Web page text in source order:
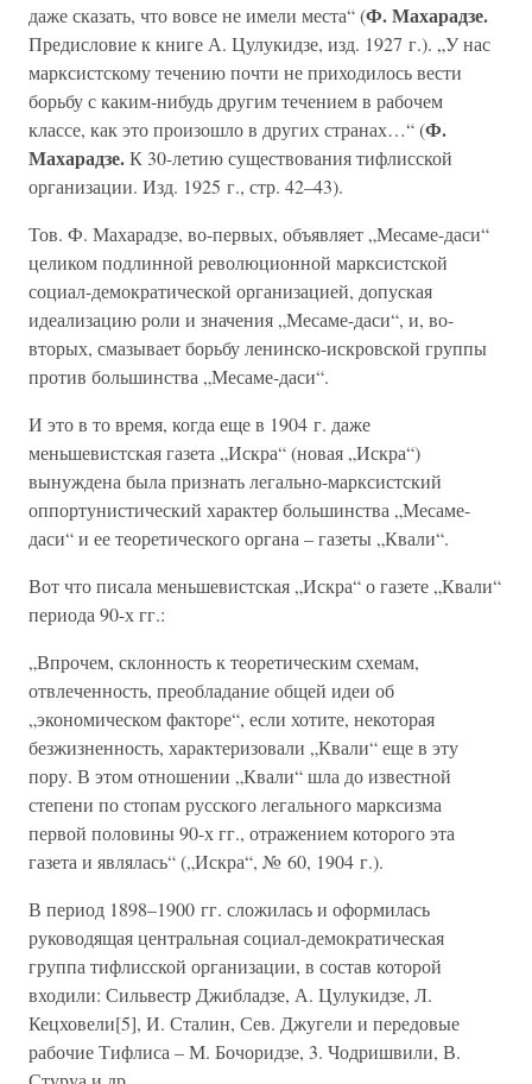
даже сказать, что вовсе не имели места“ (Ф. Махарадзе.
Предисловие к книге А. Цулукидзе, изд. 1927 г.). „У нас
марксистскому течению почти не приходилось вести
борьбу с каким-нибудь другим течением в рабочем
классе, как это произошло в других странах…“ (Ф.
Махарадзе.К 30-летию существования тифлисской
организации. Изд. 1925 г., стр. 42–43).
Тов. Ф. Махарадзе, во-первых, объявляет „Месаме-даси“
целиком подлинной революционной марксистской
социал-демократической организацией, допуская
идеализацию роли и значения „Месаме-даси“, и, во-
вторых, смазывает борьбу ленинско-искровской группы
против большинства „Месаме-даси“.
И это в то время, когда еще в 1904 г. даже
меньшевистская газета „Искра“ (новая „Искра“)
вынуждена была признать легально-марксистский
оппортунистический характер большинства „Месаме-
даси“ и ее теоретического органа – газеты „Квали“.
Вот что писала меньшевистская „Искра“ о газете „Квали“
периода 90-х гг.:
„Впрочем, склонность к теоретическим схемам,
отвлеченность, преобладание общей идеи об
„экономическом факторе“, если хотите, некоторая
безжизненность, характеризовали „Квали“ еще в эту
пору. В этом отношении „Квали“ шла до известной
степени по стопам русского легального марксизма
первой половины 90-х гг., отражением которого эта
газета и являлась“ („Искра“, № 60, 1904 г.).
В период 1898–1900 гг. сложилась и оформилась
руководящая центральная социал-демократическая
группа тифлисской организации, в состав которой
входили: Сильвестр Джибладзе, А. Цулукидзе, Л.
Кецховели[5], И. Сталин, Сев. Джугели и передовые
рабочие Тифлиса – М. Бочоридзе, 3. Чодришвили, В.